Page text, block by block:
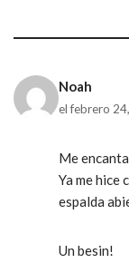
Noah
el febrero
Me
Ya me hice
espalda
Un besin!